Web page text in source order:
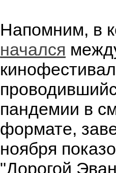
Напомним, в
начался
пандемии в
формате,
ноября
"Дорогой